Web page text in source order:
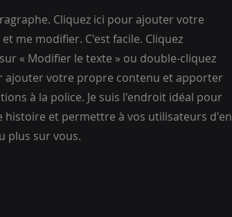
Cliquez ici pour ajouter votre
me modifier. C'est facile. Cliquez
« Modifier le texte » ou double-cliquez
ajouter votre propre contenu et apporter
à la police. Je suis l'endroit idéal pour
histoire et permettre à vos utilisateurs d'en
plus sur vous.